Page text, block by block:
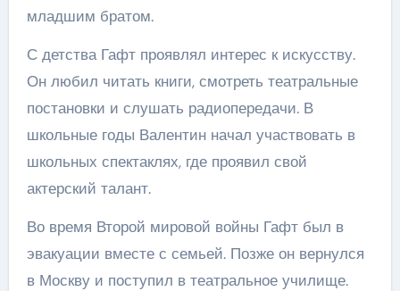
младшим братом.
С детства Гафт проявлял интерес к искусству.
Он любил читать книги, смотреть театральные
постановки и слушать радиопередачи. В
школьные годы Валентин начал участвовать в
школьных спектаклях, где проявил свой
актерский талант.
Во время Второй мировой войны Гафт был в
эвакуации вместе с семьей. Позже он вернулся
в Москву и поступил в театральное училище.